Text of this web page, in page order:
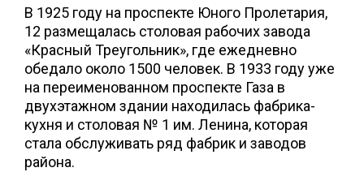
В 1925 году на проспекте Юного Пролетария,
12 размещалась столовая рабочих завода
«Красный Треугольник», где ежедневно
обедало около 1500 человек. В 1933 году уже
на переименованном проспекте Газа в
двухэтажном здании находилась фабрика-
кухня и столовая № 1 им. Ленина, которая
стала обслуживать ряд фабрик и заводов
района.